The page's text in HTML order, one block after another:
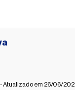
Atualizado em 26/06/